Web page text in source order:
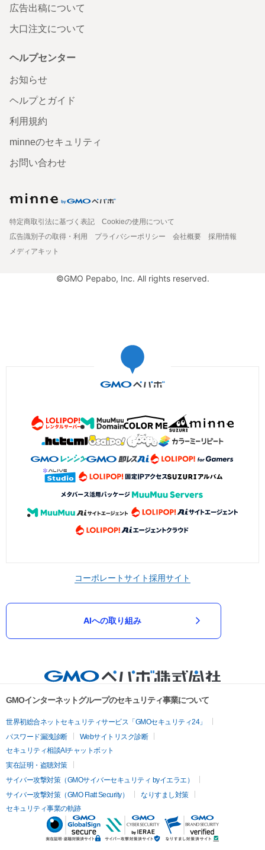
広告出稿について
大口注文について
ヘルプセンター
お知らせ
ヘルプとガイド
利用規約
minneのセキュリティ
お問い合わせ
特定商取引法に基づく表記
Cookieの使用について
広告識別子の取得・利用
プライバシーポリシー 会社概要
採用情報
メディアキット
©GMO Pepabo, Inc. All rights reserved.
コーポレートサイト採用サイト
AIへの取り組み
GMOインターネットグループのセキュリティ事業について
世界初総合ネットセキュリティサービス「GMOセキュリティ24」
パスワード漏洩診断
Webサイトリスク診断
セキュリティ相談AIチャットボット
実在証明・盗聴対策
サイバー攻撃対策（GMOサイバーセキュリティ byイエラエ）
サイバー攻撃対策（GMO Flatt Security）
なりすまし対策
セキュリティ事業の軌跡